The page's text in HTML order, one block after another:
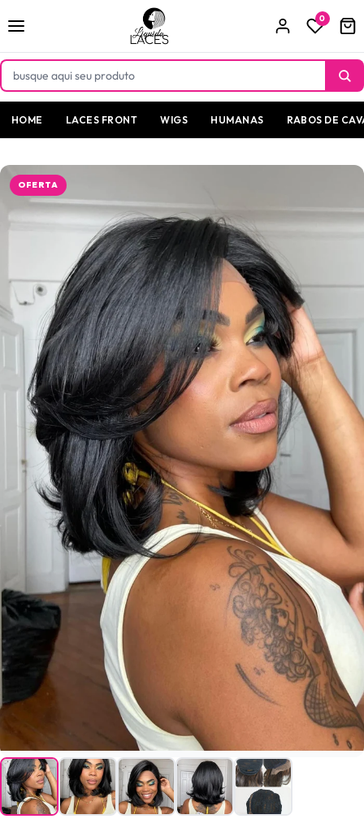
para o
conteúdo
0
HOME LACES FRONT WIGS HUMANAS RABOS DE
OFERTA